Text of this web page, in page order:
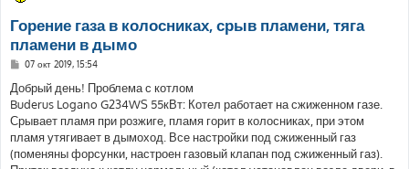
Горение газа в колосниках, срыв пламени, тяга
пламени в дымо
С
о
б
щ
е
н
и
е
07 окт 2019, 15:54
Добрый день! Проблема с котлом
Buderus Logano G234WS 55кВт: Котел работает на сжиженном газе.
Срывает пламя при розжиге, пламя горит в колосниках, при этом
пламя утягивает в дымоход. Все настройки под сжиженный газ
(поменяны форсунки, настроен газовый клапан под сжиженный газ).